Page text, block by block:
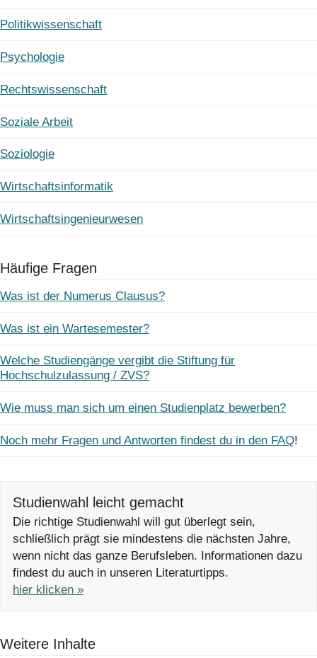
Politikwissenschaft
Psychologie
Rechtswissenschaft
Soziale Arbeit
Soziologie
Wirtschaftsinformatik
Wirtschaftsingenieurwesen
Häufige Fragen
Was ist der Numerus Clausus?
Was ist ein Wartesemester?
Welche Studiengänge vergibt die Stiftung für
Hochschulzulassung / ZVS?
Wie muss man sich um einen Studienplatz bewerben?
Noch mehr Fragen und Antworten findest du in den FAQ!
Studienwahl leicht gemacht
Die richtige Studienwahl will gut überlegt sein,
schließlich prägt sie mindestens die nächsten Jahre,
wenn nicht das ganze Berufsleben. Informationen dazu
findest du auch in unseren Literaturtipps.
hier klicken »
Weitere Inhalte